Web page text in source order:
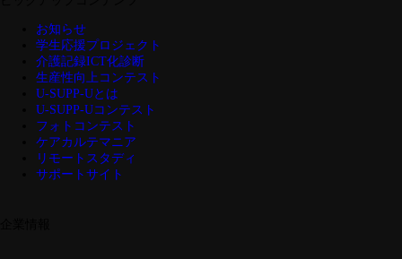
お知らせ
学生応援プロジェクト
介護記録ICT化診断
生産性向上コンテスト
U-SUPP-Uとは
U-SUPP-Uコンテスト
フォトコンテスト
ケアカルテマニア
リモートスタディ
サポートサイト